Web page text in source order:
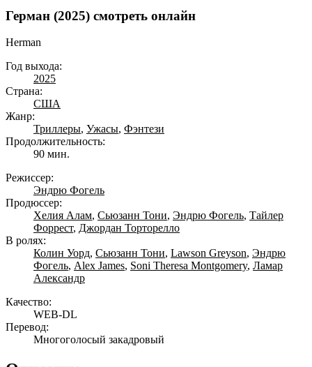
Герман (2025) смотреть онлайн
Herman
Год выхода:
2025
Страна:
США
Жанр:
Триллеры, Ужасы, Фэнтези
Продолжительность:
90 мин.
Режиссер:
Эндрю Фогель
Продюссер:
Хелия Алам, Сьюзанн Тони, Эндрю Фогель, Тайлер
Форрест, Джордан Торторелло
В ролях:
Колин Уорд, Сьюзанн Тони, Lawson Greyson, Эндрю
Фогель, Alex James, Soni Theresa Montgomery, Ламар
Александр
Качество:
WEB-DL
Перевод:
Многоголосый закадровый